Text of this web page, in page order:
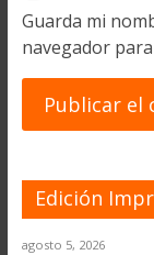
Guarda mi
navegador
Edición
agosto 5, 2026